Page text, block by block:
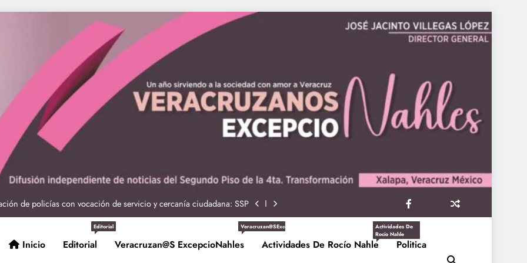
seguras: más de 982 elementos resguardan destinos turísticos
Nahle a la presidenta Claudia Sheinbaum en graduación de cadetes
de policías con vocación de servicio y cercanía ciudadana: SSP
Entrega Gobernadora 5 mil apoyos a la Palabra y a la Familia
seguras: más de 982 elementos resguardan destinos turísticos
Inicio Editorial
Editorial
Veracruzan@s ExcepcioNahles
Veracruzan@sExcepcioNahles
Actividades De Rocío Nahle
Actividades De
Rocío Nahle
Politica